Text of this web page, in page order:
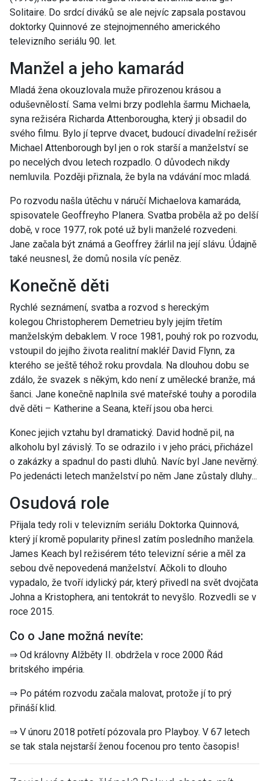
Solitaire. Do srdcí diváků se ale nejvíc zapsala postavou
doktorky Quinnové ze stejnojmenného amerického
televizního seriálu 90. let.
Manžel a jeho kamarád
Mladá žena okouzlovala muže přirozenou krásou a
oduševnělostí. Sama velmi brzy podlehla šarmu Michaela,
syna režiséra Richarda Attenborougha, který ji obsadil do
svého filmu. Bylo jí teprve dvacet, budoucí divadelní režisér
Michael Attenborough byl jen o rok starší a manželství se
po necelých dvou letech rozpadlo. O důvodech nikdy
nemluvila. Později přiznala, že byla na vdávání moc mladá.
Po rozvodu našla útěchu v náručí Michaelova kamaráda,
spisovatele Geoffreyho Planera. Svatba proběla až po delší
době, v roce 1977, rok poté už byli manželé rozvedeni.
Jane začala být známá a Geoffrey žárlil na její slávu. Údajně
také neusnesl, že domů nosila víc peněz.
Konečně děti
Rychlé seznámení, svatba a rozvod s hereckým
kolegou Christopherem Demetrieu byly jejím třetím
manželským debaklem. V roce 1981, pouhý rok po rozvodu,
vstoupil do jejího života realitní makléř David Flynn, za
kterého se ještě téhož roku provdala. Na dlouhou dobu se
zdálo, že svazek s někým, kdo není z umělecké branže, má
šanci. Jane konečně naplnila své mateřské touhy a porodila
dvě děti – Katherine a Seana, kteří jsou oba herci.
Konec jejich vztahu byl dramatický. David hodně pil, na
alkoholu byl závislý. To se odrazilo i v jeho práci, přicházel
o zakázky a spadnul do pasti dluhů. Navíc byl Jane nevěrný.
Po jedenácti letech manželství po něm Jane zůstaly dluhy...
Osudová role
Přijala tedy roli v televizním seriálu Doktorka Quinnová,
který jí kromě popularity přinesl zatím posledního manžela.
James Keach byl režisérem této televizní série a měl za
sebou dvě nepovedená manželství. Ačkoli to dlouho
vypadalo, že tvoří idylický pár, který přivedl na svět dvojčata
Johna a Kristophera, ani tentokrát to nevyšlo. Rozvedli se v
roce 2015.
Co o Jane možná nevíte:
⇒ Od královny Alžběty II. obdržela v roce 2000 Řád
britského impéria.
⇒ Po pátém rozvodu začala malovat, protože jí to prý
přináší klid.
⇒ V únoru 2018 potřetí pózovala pro Playboy. V 67 letech
se tak stala nejstarší ženou focenou pro tento časopis!